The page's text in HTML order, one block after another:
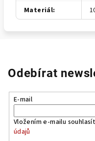
Materiál:
Odebírat
E-mail
Vložením e-mailu
údajů